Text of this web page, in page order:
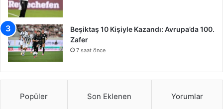
Beşiktaş 10 Kişiyle Kazandı: Avrupa’da 100.
Zafer
7 saat önce
Popüler Son Eklenen Yorumlar